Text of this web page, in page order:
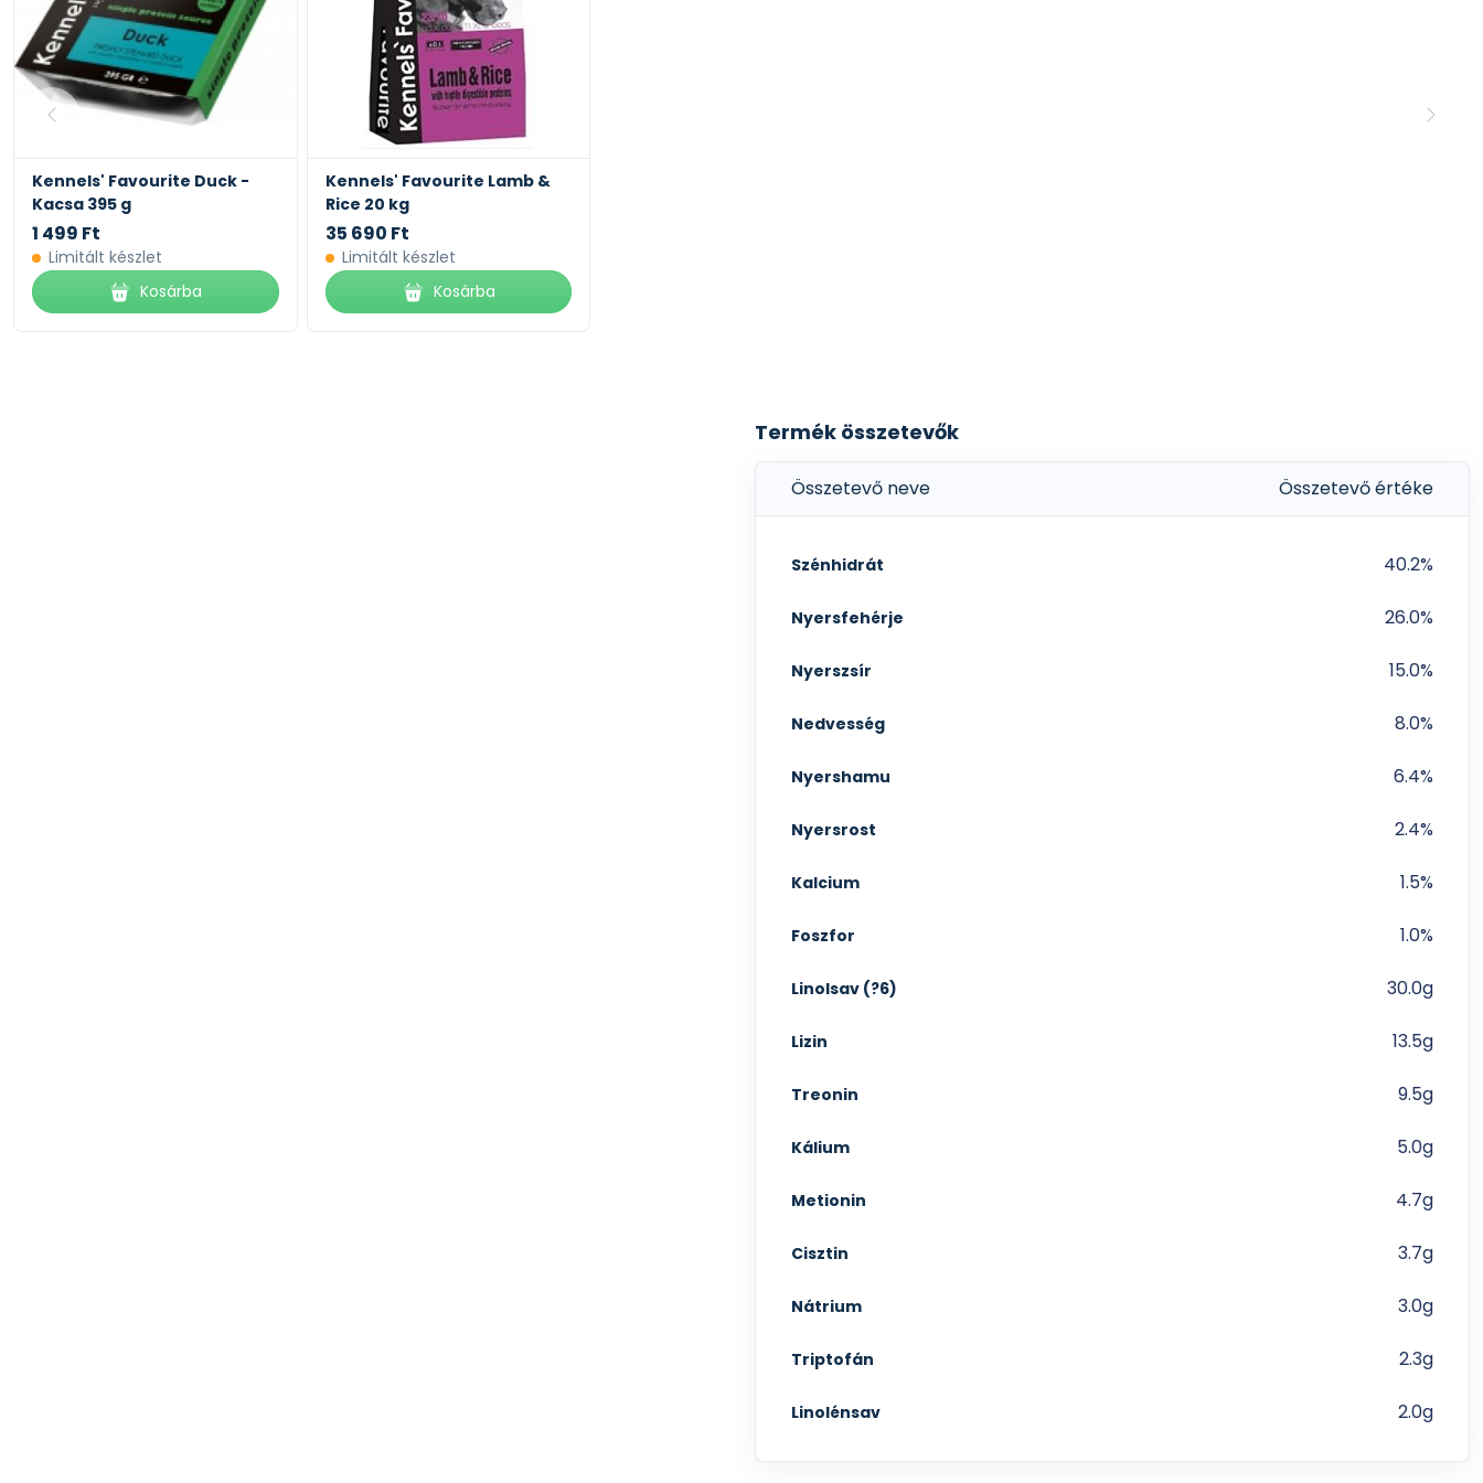
tisztítsa az ételes és vizes tálakat.
Kennels' Favourite Duck -
Kacsa 395 g
1 499 Ft
Limitált készlet
Kosárba
Kennels' Favourite Lamb &
Rice 20 kg
35 690 Ft
Limitált készlet
Kosárba
Termék összetevők
Összetevő neve Összetevő értéke
Szénhidrát 40.2%
Nyersfehérje 26.0%
Nyerszsír 15.0%
Nedvesség 8.0%
Nyershamu 6.4%
Nyersrost 2.4%
Kalcium 1.5%
Foszfor 1.0%
Linolsav (?6) 30.0g
Lizin 13.5g
Treonin 9.5g
Kálium 5.0g
Metionin 4.7g
Cisztin 3.7g
Nátrium 3.0g
Triptofán 2.3g
Linolénsav 2.0g